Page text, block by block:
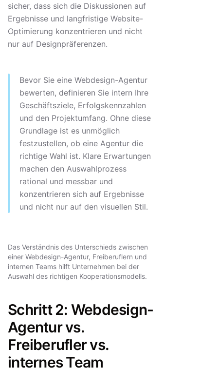
sicher, dass sich die Diskussionen auf
Ergebnisse und langfristige Website-
Optimierung konzentrieren und nicht
nur auf Designpräferenzen.
Bevor Sie eine Webdesign-Agentur
bewerten, definieren Sie intern Ihre
Geschäftsziele, Erfolgskennzahlen
und den Projektumfang. Ohne diese
Grundlage ist es unmöglich
festzustellen, ob eine Agentur die
richtige Wahl ist. Klare Erwartungen
machen den Auswahlprozess
rational und messbar und
konzentrieren sich auf Ergebnisse
und nicht nur auf den visuellen Stil.
Das Verständnis des Unterschieds zwischen
einer Webdesign-Agentur, Freiberuflern und
internen Teams hilft Unternehmen bei der
Auswahl des richtigen Kooperationsmodells.
Schritt 2: Webdesign-
Agentur vs.
Freiberufler vs.
internes Team